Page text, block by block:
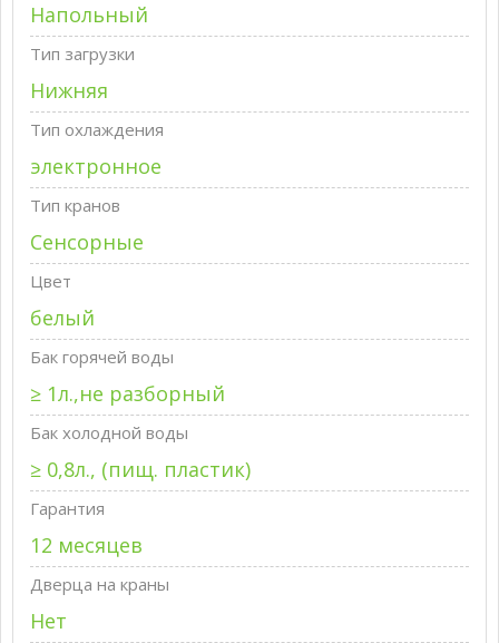
Напольный
Тип загрузки
Нижняя
Тип охлаждения
электронное
Тип кранов
Сенсорные
Цвет
белый
Бак горячей воды
≥ 1л.,не разборный
Бак холодной воды
≥ 0,8л., (пищ. пластик)
Гарантия
12 месяцев
Дверца на краны
Нет